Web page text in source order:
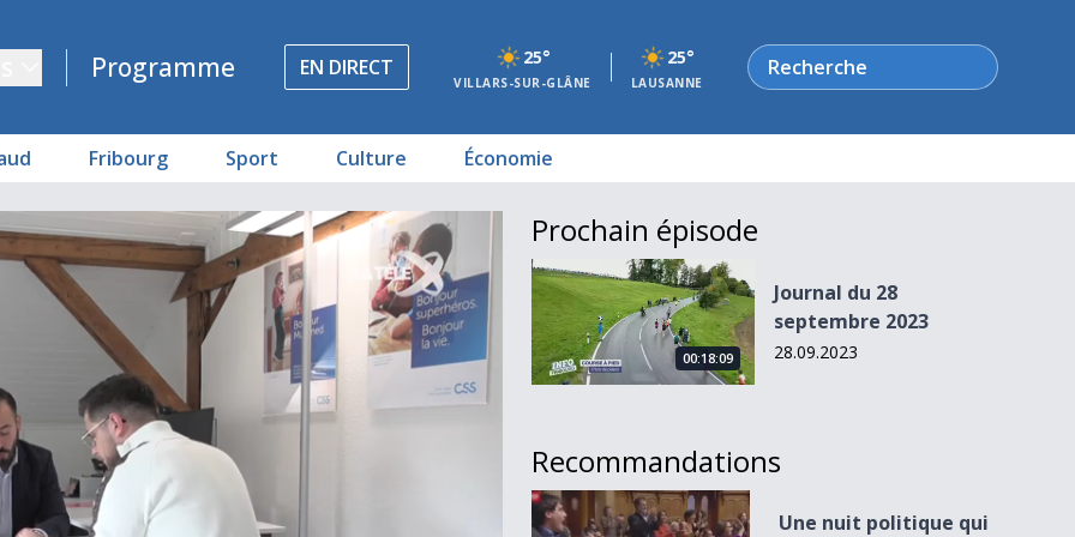
Programme EN DIRECT 25°
VILLARS-SUR-GLÂNE
25°
LAUSANNE
Rechercher
Fribourg Sport Culture Économie
Prochain épisode
Journal du 28 septembre 2023
00:18:09
Journal du 28
septembre 2023
28.09.2023
Recommandations
Une nuit politique qui peut tout changer
Une nuit politique qui